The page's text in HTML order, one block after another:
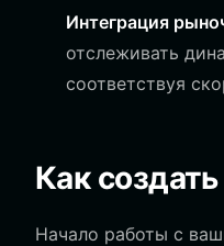
Интеграция
отслеживать
соответствуя
Как
Начало работы с